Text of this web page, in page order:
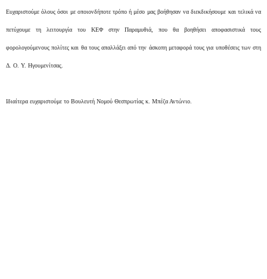
Ευχαριστούμε όλους όσοι με οποιονδήποτε τρόπο ή μέσο μας βοήθησαν να διεκδικήσουμε και τελικά να
πετύχουμε τη λειτουργία του ΚΕΦ στην Παραμυθιά, που θα βοηθήσει αποφασιστικά τους
φορολογούμενους πολίτες και θα τους απαλλάξει από την άσκοπη μεταφορά τους για υποθέσεις των στη
Δ. Ο. Υ. Ηγουμενίτσας.
Ιδιαίτερα ευχαριστούμε το Βουλευτή Νομού Θεσπρωτίας κ. Μπέζα Αντώνιο.